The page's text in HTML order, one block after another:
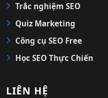
Trắc nghiệm SEO
Quiz Marketing
Công cụ SEO Free
Học SEO Thực Chiến
LIÊN HỆ